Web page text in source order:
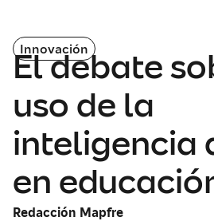
Innovación
El debate
uso de la
inteligencia
en
Redacción Mapfre